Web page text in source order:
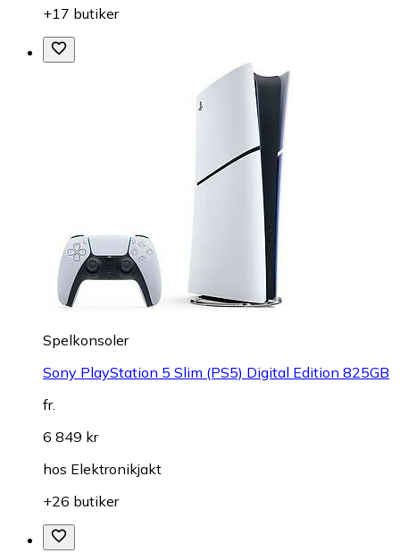
+17 butiker
Spelkonsoler
Sony PlayStation 5 Slim (PS5) Digital Edition 825GB
fr.
6 849 kr
hos Elektronikjakt
+26 butiker